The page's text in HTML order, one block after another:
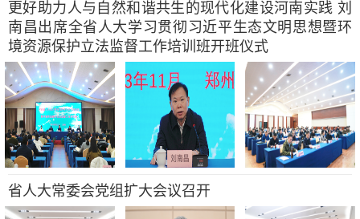
更好助力人与自然和谐共生的现代化建设河南实践 刘
南昌出席全省人大学习贯彻习近平生态文明思想暨环
境资源保护立法监督工作培训班开班仪式
省人大常委会党组扩大会议召开